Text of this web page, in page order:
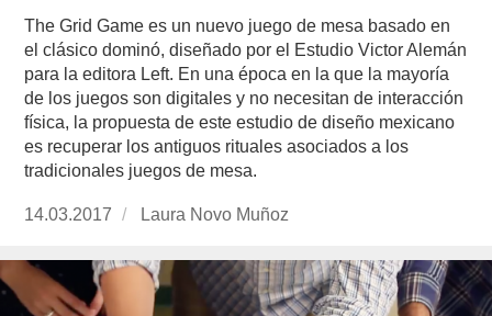
The Grid Game es un nuevo juego de mesa basado en
el clásico dominó, diseñado por el Estudio Victor Alemán
para la editora Left. En una época en la que la mayoría
de los juegos son digitales y no necesitan de interacción
física, la propuesta de este estudio de diseño mexicano
es recuperar los antiguos rituales asociados a los
tradicionales juegos de mesa.
Publicado
14.03.2017
https://www.experimenta.es/author/laura-
munoz/
Laura Novo Muñoz